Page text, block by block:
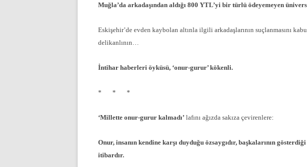
Muğla’da arkadaşından aldığı 800 YTL’yi bir türlü ödeyemeyen
Eskişehir’de evden kaybolan altınla ilgili arkadaşlarının suçlanmasını
delikanlının…
İntihar haberleri öyküsü, ‘onur-gurur’ kökenli.
* * *
‘Millette onur-gurur kalmadı’ lafını ağızda sakıza çevirenlere:
Onur, insanın kendine karşı duyduğu özsaygıdır, başkalarının gösterdiği
itibardır.